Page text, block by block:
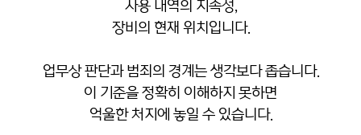
사용 내역의 지속성,
장비의 현재 위치입니다.
업무상 판단과 범죄의 경계는 생각보다 좁습니다.
이 기준을 정확히 이해하지 못하면
억울한 처지에 놓일 수 있습니다.